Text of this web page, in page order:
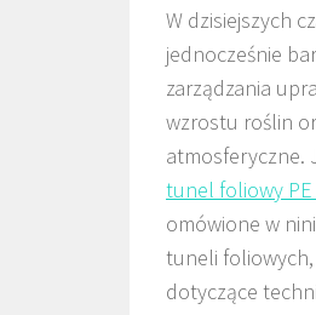
W dzisiejszych
jednocześnie
zarządzania
wzrostu roślin
atmosferyczne.
tunel foliowy PE
omówione w
tuneli
dotyczące